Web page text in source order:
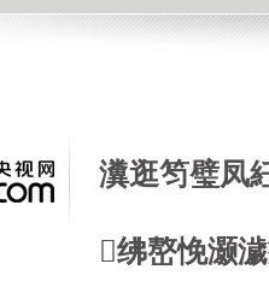
瀵逛笉璧凤
绋嶅悗灏